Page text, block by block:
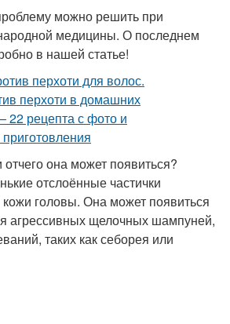
можно решить при
медицины. О последнем
в нашей статье!
отчего она может появиться?
отслоённые частички
головы. Она может появиться
агрессивных щелочных шампуней,
таких как себорея или